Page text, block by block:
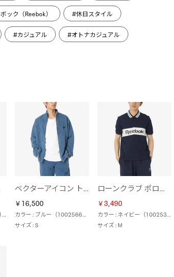
ック（Reebok） #休日スタイル
#カジュアル #オトナカジュアル
カラー : ブラック（100251112）
ベクターアイコン トラックジャケット / STREET SPORT VECTOR ICON TRACK JACKET （ブルー）
￥16,500
カラー : ブルー（100256606）
サイズ : S
ローンクラブ ポロシャツ / LAWN CLUB POLO （ネイビー）
￥3,490
カラー : ネイビー（100253173）
サイズ : M